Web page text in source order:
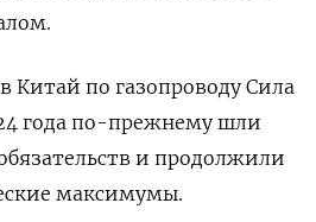
Китай по газопроводу Сила
года по-прежнему шли
и продолжили
максимумы.